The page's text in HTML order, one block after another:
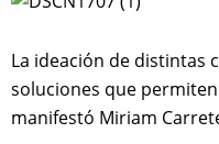
La ideación de distintas
soluciones que
manifestó Miriam